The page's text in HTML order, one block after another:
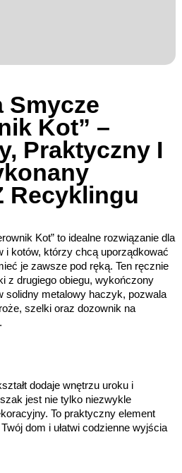
Smycze
Kot” –
Praktyczny I
Recyklingu
Kot” to idealne rozwiązanie dla
i kotów, którzy chcą uporządkować
je zawsze pod ręką. Ten ręcznie
z drugiego obiegu, wykończony
solidny metalowy haczyk, pozwala
szelki oraz dozownik na
dodaje wnętrzu uroku i
jest nie tylko niezwykle
To praktyczny element
dom i ułatwi codzienne wyjścia